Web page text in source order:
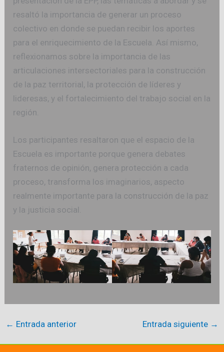
resaltó la importancia de generar un proceso
colectivo en donde se puedan recibir los aportes
para el enriquecimiento de la Escuela. Así mismo,
reflexionamos sobre la importancia de las
articulaciones intersectoriales para la construcción
de la paz territorial, la protección de líderes y
lideresas, y el fortalecimiento del trabajo social en la
región.
Los participantes resaltaron que el espacio de la
Escuela es importante porque genera debates
fraternos de opinión, genera protección a cada
proceso, transforma los imaginarios, aspecto
realmente importante para la construcción de la paz
y la justicia social.
← Entrada anterior Entrada siguiente →